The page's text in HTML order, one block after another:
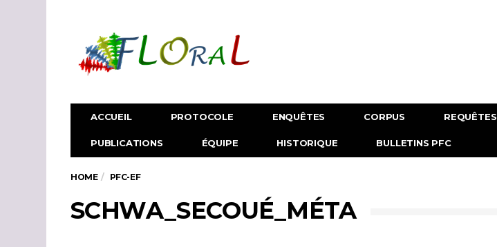
ACCUEIL PROTOCOLE ENQUÊTES CORPUS REQUÊTES
PUBLICATIONS ÉQUIPE HISTORIQUE BULLETINS PFC
HOME PFC-EF
SCHWA_SECOUÉ_MÉTA